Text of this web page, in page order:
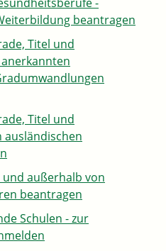
beantragen
Titel und
Titel und
ausländischen
außerhalb von
beantragen
Schulen - zur